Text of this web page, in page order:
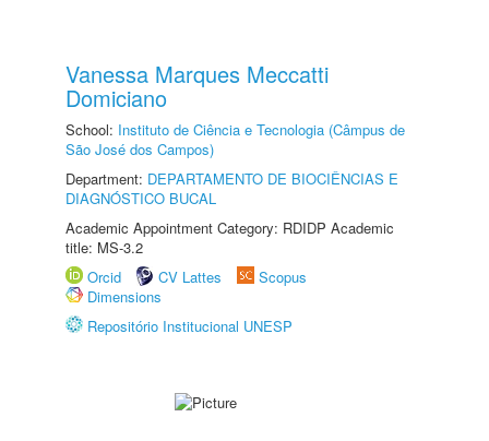
Vanessa Marques Meccatti
Domiciano
School: Instituto de Ciência e Tecnologia (Câmpus de
São José dos Campos)
Department: DEPARTAMENTO DE BIOCIÊNCIAS E
DIAGNÓSTICO BUCAL
Academic Appointment Category: RDIDP Academic
title: MS-3.2
Orcid
CV Lattes
Scopus
Dimensions
Repositório Institucional UNESP